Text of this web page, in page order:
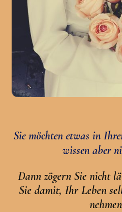
Sie möchten etwas in
wissen aber
Dann zögern Sie nicht
Sie damit, Ihr Leben